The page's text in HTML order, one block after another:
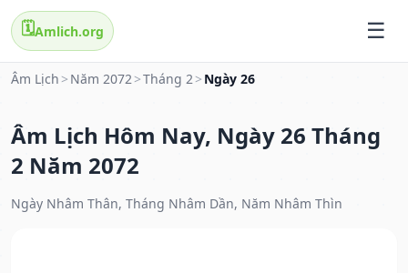
🗓️Amlich.org
Âm Lịch > Năm 2072>Tháng 2> Ngày 26
Âm Lịch Hôm Nay, Ngày 26 Tháng
2 Năm 2072
Ngày Nhâm Thân, Tháng Nhâm Dần, Năm Nhâm Thìn